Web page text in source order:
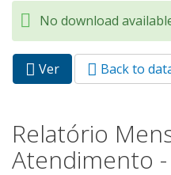
No download
Abas primárias
Ver
ativa)
Back to
Relatório
Atendimento